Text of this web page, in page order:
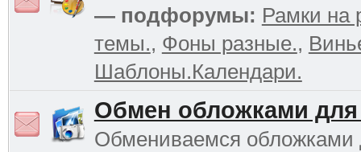
— подфорумы: Рамки на
темы., Фоны разные.,
Шаблоны.Календари.
Обмен обложками для
Обмениваемся обложками